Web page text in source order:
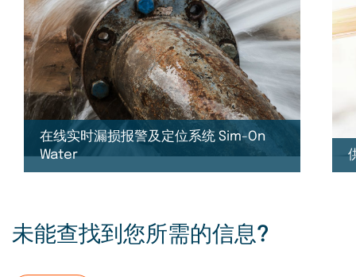
在线实时漏损报警及定位系统 Sim-On
Water
未能查找到您所需的信息?